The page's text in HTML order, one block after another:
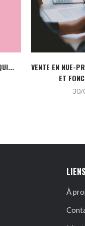
VENTE EN NUE-
ET
30/
À